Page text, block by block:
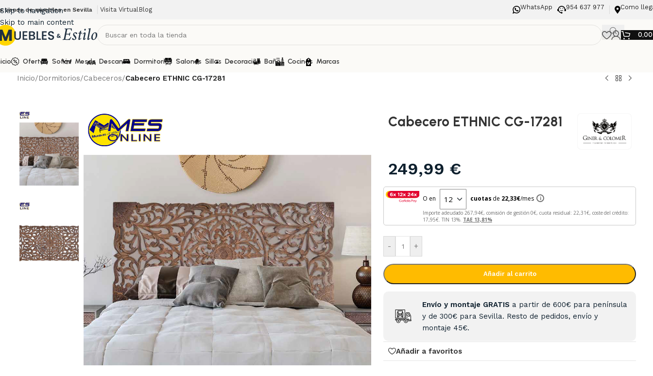
Skip to navigation
Skip to main content
tienda de muebles en Sevilla Visita VirtualBlog WhatsApp 954 637 977 Como
Ofertas Sofás Mesas Descanso Dormitorios Salones Sillas Decoración Baños Cocinas Marcas
Inicio/Dormitorios/Cabeceros/Cabecero ETHNIC CG-17281
Cabecero ETHNIC CG-17281
249,99 €
O en cuotas de 22,33€/mes i
Importe adeudado267,94 €, comisión de gestión0 €, cuota residual:22,31
€, coste del crédito:
17,95€. TIN 13%. TAE 13,81%
- +
Añadir al carrito
Envío y montaje GRATIS a partir de 600€ para península
y de 300€ para Sevilla. Resto de pedidos, envío y
montaje 45€.
Añadir a favoritos